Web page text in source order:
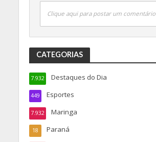
Clique aqui para postar um comentário
CATEGORIAS
Destaques do Dia
7.932
Esportes
449
Maringa
7.932
Paraná
18